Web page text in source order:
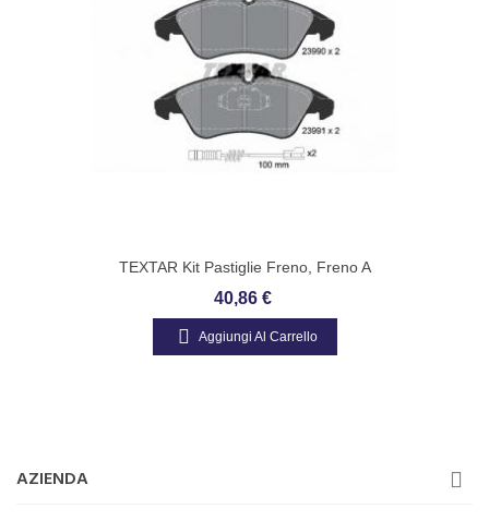
TEXTAR Kit Pastiglie Freno, Freno A
Disco Con Contatto Segnalazione Usura
40,86 €
Aggiungi Al Carrello
AZIENDA